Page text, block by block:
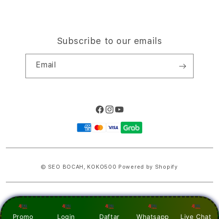
Promo Login Daftar Whatsapp Live Chat
Subscribe to our emails
Email
Facebook
Instagram
YouTube
methods
© SEO BOCAH, KOKO500 Powered by Shopify
PRICES INCLUDE 9% GST BUT EXCLUDE SHIPPING COSTS.